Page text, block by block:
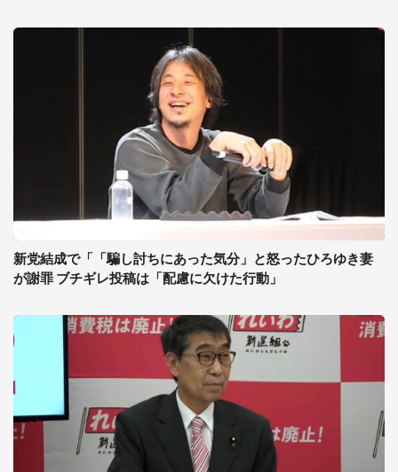
新党結成で「「騙し討ちにあった気分」と怒ったひろゆき妻
が謝罪 ブチギレ投稿は「配慮に欠けた行動」